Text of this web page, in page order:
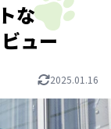
な
ュー
2025.01.16